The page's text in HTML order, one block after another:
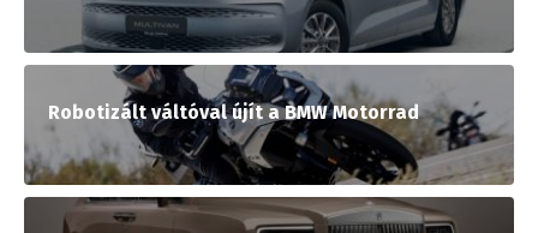
Robotizált váltóval újít a BMW Motorrad